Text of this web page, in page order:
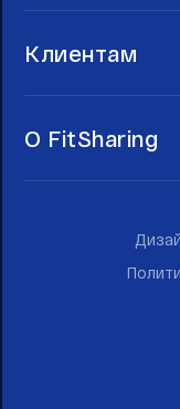
Клиентам
О FitSharing